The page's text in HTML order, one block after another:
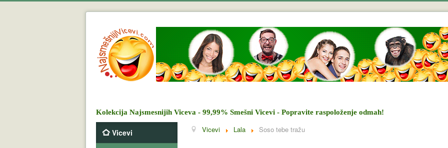
Kolekcija Najsmesnijih Viceva - 99,99% Smešni Vicevi - Popravite raspoloženje odmah!
Vicevi Vicevi Lala Soso tebe tražu